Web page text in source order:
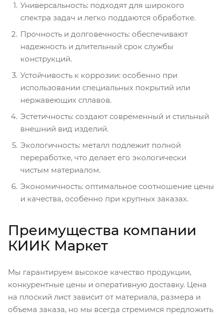
Универсальность: подходят для широкого
спектра задач и легко поддаются обработке.
Прочность и долговечность: обеспечивают
надежность и длительный срок службы
конструкций.
Устойчивость к коррозии: особенно при
использовании специальных покрытий или
нержавеющих сплавов.
Эстетичность: создают современный и стильный
внешний вид изделий.
Экологичность: металл подлежит полной
переработке, что делает его экологически
чистым материалом.
Экономичность: оптимальное соотношение цены
и качества, особенно при крупных заказах.
Преимущества компании
КИИК Маркет
Мы гарантируем высокое качество продукции,
конкурентные цены и оперативную доставку. Цена
на плоский лист зависит от материала, размера и
объема заказа, но мы всегда стремимся предложить